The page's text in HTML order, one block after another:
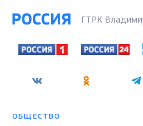
ГТРК
ОБЩЕСТВО